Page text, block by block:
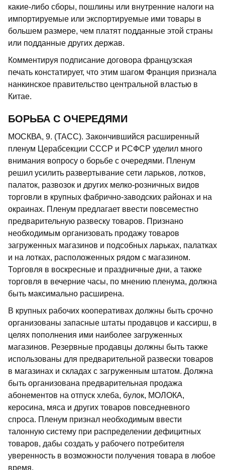
какие-либо сборы, пошлины или внутренние налоги на
импортируемые или экспортируемые ими товары в
большем размере, чем платят подданные этой страны
или подданные других держав.
Комментируя подписание договора французская
печать констатирует, что этим шагом Франция признала
нанкинское правительство центральной властью в
Китае.
БОРЬБА С ОЧЕРЕДЯМИ
МОСКВА, 9. (ТАСС). Закончившийся расширенный
пленум Церабсекции СССР и РСФСР уделил много
внимания вопросу о борьбе с очередями. Пленум
решил усилить развертывание сети ларьков, лотков,
палаток, развозок и других мелко-розничных видов
торговли в крупных фабрично-заводских районах и на
окраинах. Пленум предлагает ввести повсеместно
предварительную развеску товаров. Признано
необходимым организовать продажу товаров
загруженных магазинов и подсобных ларьках, палатках
и на лотках, расположенных рядом с магазином.
Торговля в воскресные и праздничные дни, а также
торговля в вечерние часы, по мнению пленума, должна
быть максимально расширена.
В крупных рабочих кооперативах должны быть срочно
организованы запасные штаты продавцов и кассирш, в
целях пополнения ими наиболее загруженных
магазинов. Резервные продавцы должны быть также
использованы для предварительной развески товаров
в магазинах и складах с загруженным штатом. Должна
быть организована предварительная продажа
абонементов на отпуск хлеба, булок, МОЛОКА,
керосина, мяса и других товаров повседневного
спроса. Пленум признал необходимым ввести
талонную систему при распределении дефицитных
товаров, дабы создать у рабочего потребителя
уверенность в возможности получения товара в любое
время.